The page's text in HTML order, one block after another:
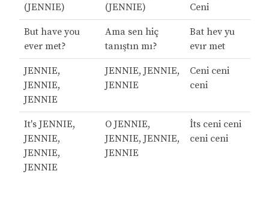
(JENNIE)
(JENNIE)
Ceni
But have you
ever met?
Ama sen hiç
tanıştın mı?
Bat hev yu
evır met
JENNIE,
JENNIE,
JENNIE
JENNIE, JENNIE,
JENNIE
Ceni ceni
ceni
It's JENNIE,
JENNIE,
JENNIE,
JENNIE
O JENNIE,
JENNIE, JENNIE,
JENNIE
İts ceni ceni
ceni ceni